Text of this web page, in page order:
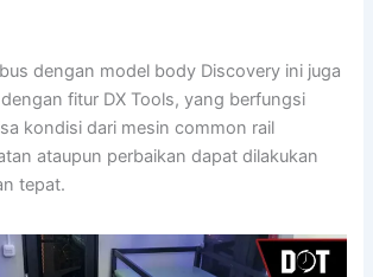
dengan model body Discovery ini juga
fitur DX Tools, yang berfungsi
kondisi dari mesin common rail
ataupun perbaikan dapat dilakukan
tepat.